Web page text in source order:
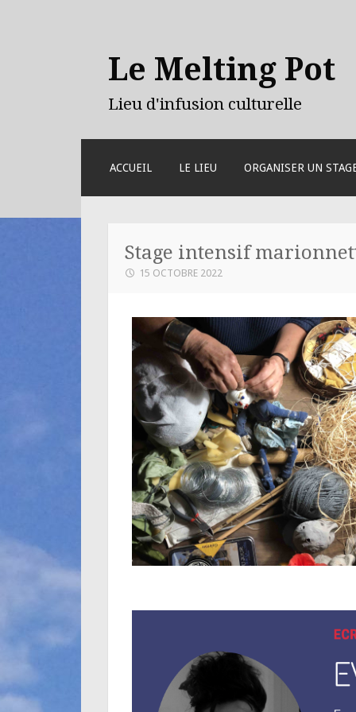
Le Melting Pot
Lieu d'infusion culturelle
ACCUEIL LE LIEU ORGANISER UN
Stage intensif
15 OCTOBRE 2022